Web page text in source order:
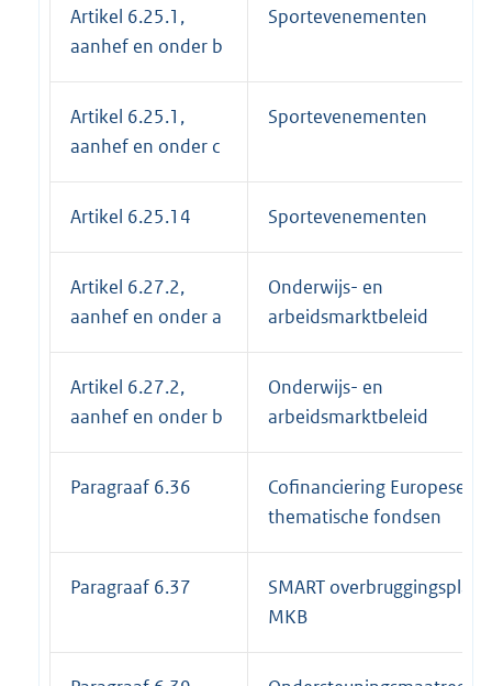
Artikel 6.25.1,
aanhef en onder b
Sportevenementen
Artikel 6.25.1,
aanhef en onder c
Sportevenementen
Artikel 6.25.14 Sportevenementen
Artikel 6.27.2,
aanhef en onder a
Onderwijs- en
arbeidsmarktbeleid
Artikel 6.27.2,
aanhef en onder b
Onderwijs- en
arbeidsmarktbeleid
Paragraaf 6.36
Cofinanciering Europese
thematische fondsen
Paragraaf 6.37
SMART overbruggingsplan
MKB